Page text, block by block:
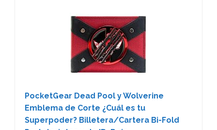
PocketGear Dead Pool y Wolverine
Emblema de Corte ¿Cuál es tu
Superpoder? Billetera/Cartera Bi-Fold